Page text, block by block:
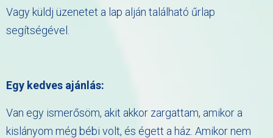
Vagy küldj üzenetet a lap alján található űrlap
segítségével.
Egy kedves ajánlás:
Van egy ismerősöm, akit akkor zargattam, amikor a
kislányom még bébi volt, és égett a ház. Amikor nem